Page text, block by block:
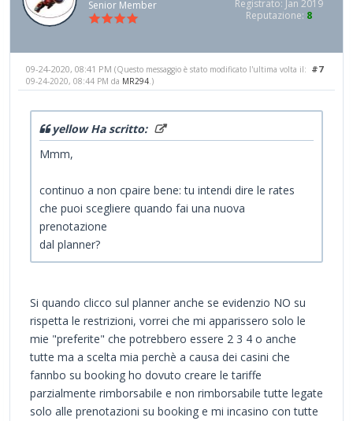
Senior Member
Registrato: Jan 2019
Reputazione: 8
#7
09-24-2020, 08:41 PM (Questo messaggio è stato modificato l'ultima volta il:
09-24-2020, 08:44 PM da MR294.)
yellow Ha scritto:
Mmm,
continuo a non cpaire bene: tu intendi dire le rates
che puoi scegliere quando fai una nuova
prenotazione
dal planner?
Si quando clicco sul planner anche se evidenzio NO su
rispetta le restrizioni, vorrei che mi apparissero solo le
mie "preferite" che potrebbero essere 2 3 4 o anche
tutte ma a scelta mia perchè a causa dei casini che
fannbo su booking ho dovuto creare le tariffe
parzialmente rimborsabile e non rimborsabile tutte legate
solo alle prenotazioni su booking e mi incasino con tutte